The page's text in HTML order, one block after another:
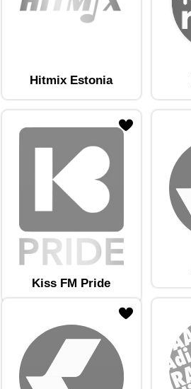
Hitmix Estonia
Kiss FM Pride